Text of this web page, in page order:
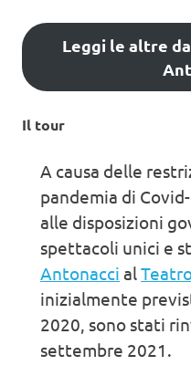
Leggi le altre
Il tour
A causa delle
pandemia di
alle disposizioni
spettacoli unici e
Antonacci al
inizialmente
2020, sono stati
settembre 2021.